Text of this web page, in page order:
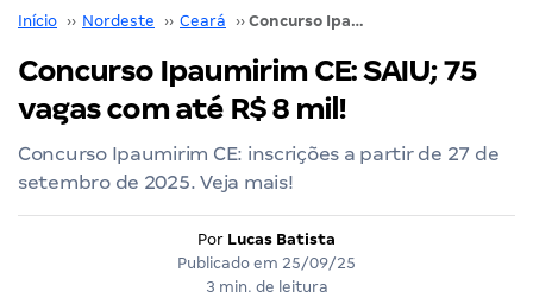
Início ›› Nordeste ›› Ceará ›› Concurso Ipaumirim CE: SAIU; 75 vagas com até R$ 8 mil!
Concurso Ipaumirim CE: SAIU; 75
vagas com até R$ 8 mil!
Concurso Ipaumirim CE: inscrições a partir de 27 de
setembro de 2025. Veja mais!
Por Lucas Batista
Publicado em 25/09/25
3 min. de leitura